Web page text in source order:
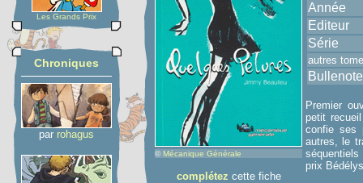
Les Grands Prix
Chroniques
par rohagus
© Mécanique Générale
complétez cette fiche
Année
Editeur
Série
autres
Bullenote
Premier
petit
confie ses
autres, le
prix